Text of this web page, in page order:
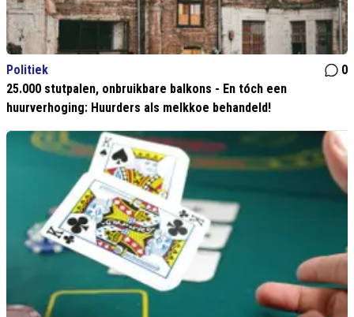
Politiek
0
25.000 stutpalen, onbruikbare balkons - En tóch een
huurverhoging: Huurders als melkkoe behandeld!